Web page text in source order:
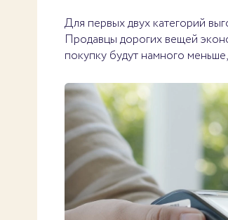
Для первых двух категорий
Продавцы дорогих вещей
покупку будут намного